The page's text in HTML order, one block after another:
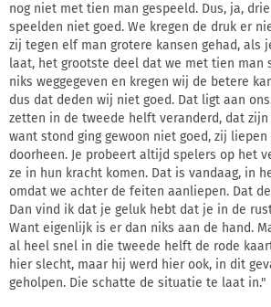
nog niet met tien man gespeeld. Dus, ja, drie
speelden niet goed. We kregen de druk er
zij tegen elf man grotere kansen gehad, als
laat, het grootste deel dat we met tien man
niks weggegeven en kregen wij de betere
dus dat deden wij niet goed. Dat ligt aan
zetten in de tweede helft veranderd, dat zijn
want stond ging gewoon niet goed, zij
doorheen. Je probeert altijd spelers op het
ze in hun kracht komen. Dat is vandaag, in
omdat we achter de feiten aanliepen. Dat
Dan vind ik dat je geluk hebt dat je in de
Want eigenlijk is er dan niks aan de hand.
al heel snel in die tweede helft de rode
hier slecht, maar hij werd hier ook, in dit
geholpen. Die schatte de situatie te laat in."